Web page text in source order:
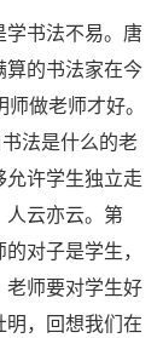
书法不易。唐
的书法家在今
师做老师才好。
法是什么的老
许学生独立走
人云亦云。第
对子是学生，
师要对学生好
，回想我们在